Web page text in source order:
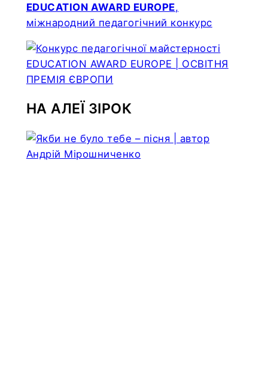
EDUCATION AWARD EUROPE,
міжнародний педагогічний конкурс
НА АЛЕЇ ЗІРОК